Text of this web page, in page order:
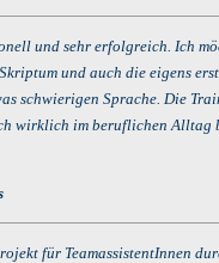
und sehr erfolgreich. Ich
und auch die eigens
schwierigen Sprache. Die
wirklich im beruflichen
für TeamassistentInnen